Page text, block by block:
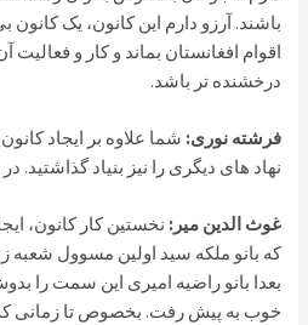
باشند. آرزو دارم این کانون، یک
اقوام افغانستان بماند و کار و فعالیت
درخشنده تر باشد.
فرشته نوری: شما علاوه بر ایجاد
نهاد های دیگری را نیز بنیاد گذاشتید. در
غوث الدین مير: نخستین کار کانون،
که بانو ملکه سید اولین مسوول شعبه
بعدا بانو راضیه امیری این سمت را
خوب به پیش رفت. بخصوص تا زمانی